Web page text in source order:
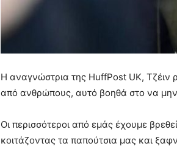
Η αναγνώστρια της HuffPost UK,
από ανθρώπους, αυτό βοηθά στο να
Οι περισσότεροι από εμάς έχουμε
κοιτάζοντας τα παπούτσια μας και